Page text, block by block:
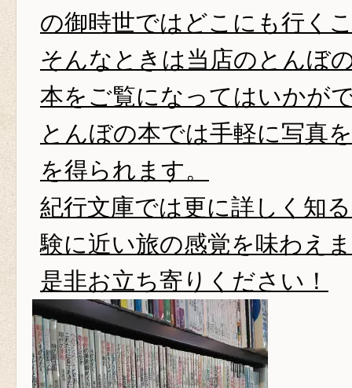
の御時世ではどこにも行く
そんなときは当店のとんぼ
本をご覧になってはいかが
とんぼの本では手軽に写真
を得られます。
紀行文庫では更に詳しく知
験に近い旅の感覚を味わえ
是非お立ち寄りください！